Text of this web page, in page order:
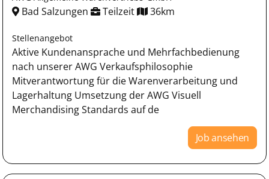
Bad Salzungen Teilzeit 36km
Stellenangebot
Aktive Kundenansprache und Mehrfachbedienung
nach unserer AWG Verkaufsphilosophie
Mitverantwortung für die Warenverarbeitung und
Lagerhaltung Umsetzung der AWG Visuell
Merchandising Standards auf de
Job ansehen